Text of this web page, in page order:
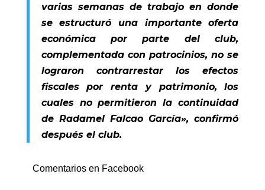
varias semanas de trabajo en donde
se estructuró una importante oferta
económica por parte del club,
complementada con patrocinios, no se
lograron contrarrestar los efectos
fiscales por renta y patrimonio, los
cuales no permitieron la continuidad
de Radamel Falcao García», confirmó
después el club.
Comentarios en Facebook